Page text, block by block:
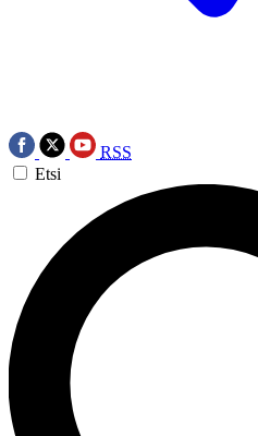
RSS
Etsi